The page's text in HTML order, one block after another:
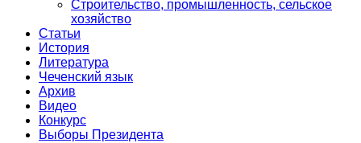
Строительство, промышленность, сельское
хозяйство
Статьи
История
Литература
Чеченский язык
Архив
Видео
Конкурс
Выборы Президента